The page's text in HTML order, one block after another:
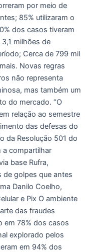
por meio de
85% utilizaram o
dos casos tiveram
milhões de
Cerca de 799 mil
Novas regras
não representa
mas também um
do mercado. “O
relação ao semestre
das defesas do
da Resolução 501 do
a compartilhar
base Rufra,
golpes que antes
Danilo Coelho,
e Pix O ambiente
das fraudes
em 78% dos casos
explorado pelos
em 94% dos